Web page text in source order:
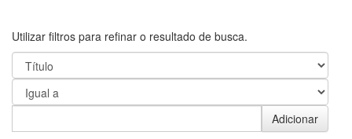
Utilizar filtros para refinar o resultado de busca.